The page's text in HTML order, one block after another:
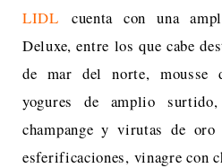
LIDL cuenta con una
Deluxe, entre los que cabe
de mar del norte, mousse
yogures de amplio
champange y virutas de
esferificaciones, vinagre con